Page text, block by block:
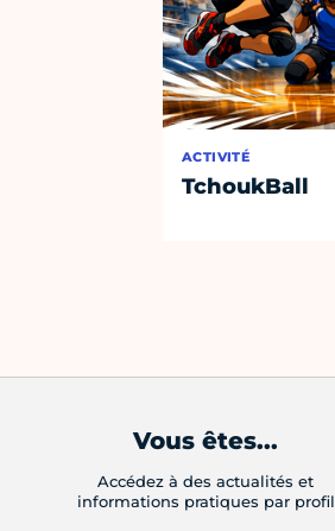
ACTIVITÉ
TchoukBall
Vous êtes...
Accédez à des actualités et
informations pratiques par profil